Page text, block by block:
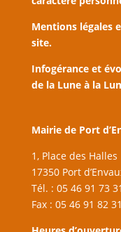
Mentions légales
site.
Infogérance et
de la Lune à la
Mairie de Port
1, Place des Halles
17350 Port
Tél. : 05 46 91 73 31
Fax : 05 46 91 82 31